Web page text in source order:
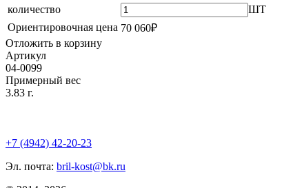
количество
ШТ
Ориентировочная цена 70 060₽
Отложить в корзину
Артикул
04-0099
Примерный вес
3.83 г.
+7 (4942) 42-20-23
Эл. почта: bril-kost@bk.ru